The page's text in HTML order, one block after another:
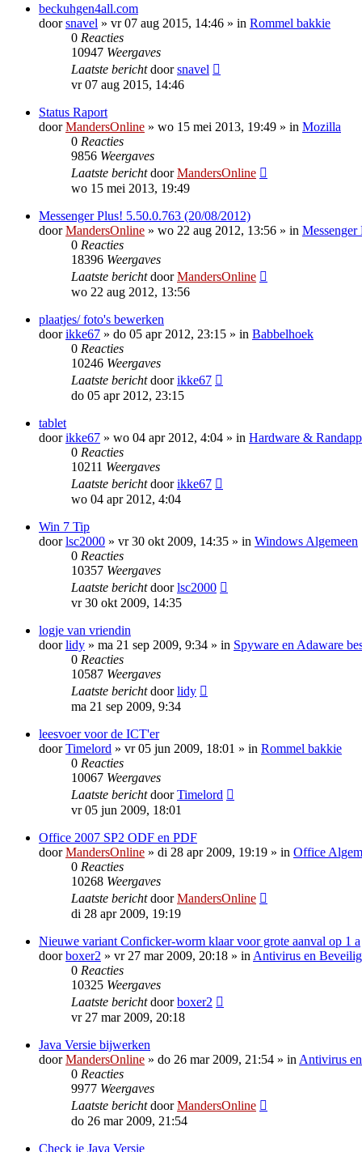
beckuhgen4all.com
doorsnavel » vr 07 aug 2015, 14:46 » in Rommel bakkie
0 Reacties
10947 Weergaves
Laatste berichtdoorsnavel
vr 07 aug 2015, 14:46
Status Raport
doorMandersOnline » wo 15 mei 2013, 19:49 » in Mozilla
0 Reacties
9856 Weergaves
Laatste berichtdoorMandersOnline
wo 15 mei 2013, 19:49
Messenger Plus! 5.50.0.763 (20/08/2012)
doorMandersOnline » wo 22 aug 2012, 13:56 » in
0 Reacties
18396 Weergaves
Laatste berichtdoorMandersOnline
wo 22 aug 2012, 13:56
plaatjes/ foto's bewerken
doorikke67 » do 05 apr 2012, 23:15 » in Babbelhoek
0 Reacties
10246 Weergaves
Laatste berichtdoorikke67
do 05 apr 2012, 23:15
tablet
doorikke67 » wo 04 apr 2012, 4:04 » in Hardware &
0 Reacties
10211 Weergaves
Laatste berichtdoorikke67
wo 04 apr 2012, 4:04
Win 7 Tip
doorlsc2000 » vr 30 okt 2009, 14:35 » in Windows Algemeen
0 Reacties
10357 Weergaves
Laatste berichtdoorlsc2000
vr 30 okt 2009, 14:35
logje van vriendin
doorlidy » ma 21 sep 2009, 9:34 » in Spyware en Adaware
0 Reacties
10587 Weergaves
Laatste berichtdoorlidy
ma 21 sep 2009, 9:34
leesvoer voor de ICT'er
doorTimelord » vr 05 jun 2009, 18:01 » in Rommel bakkie
0 Reacties
10067 Weergaves
Laatste berichtdoorTimelord
vr 05 jun 2009, 18:01
Office 2007 SP2 ODF en PDF
doorMandersOnline » di 28 apr 2009, 19:19 » in Office
0 Reacties
10268 Weergaves
Laatste berichtdoorMandersOnline
di 28 apr 2009, 19:19
Nieuwe variant Conficker-worm klaar voor grote aanval op 1 a
doorboxer2 » vr 27 mar 2009, 20:18 » in Antivirus en
0 Reacties
10325 Weergaves
Laatste berichtdoorboxer2
vr 27 mar 2009, 20:18
Java Versie bijwerken
doorMandersOnline » do 26 mar 2009, 21:54 » in Antivirus
0 Reacties
9977 Weergaves
Laatste berichtdoorMandersOnline
do 26 mar 2009, 21:54
Check je Java Versie